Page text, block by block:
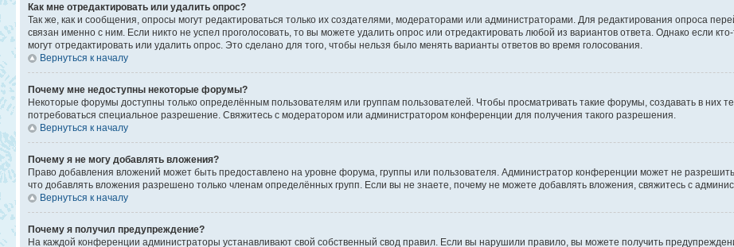
Как мне отредактировать или удалить опрос?
Так же, как и сообщения, опросы могут редактироваться только их создателями, модераторами или администраторами. Для редактирования опроса
связан именно с ним. Если никто не успел проголосовать, то вы можете удалить опрос или отредактировать любой из вариантов ответа. Однако если
могут отредактировать или удалить опрос. Это сделано для того, чтобы нельзя было менять варианты ответов во время голосования.
Вернуться к началу
Почему мне недоступны некоторые форумы?
Некоторые форумы доступны только определённым пользователям или группам пользователей. Чтобы просматривать такие форумы, создавать в них
потребоваться специальное разрешение. Свяжитесь с модератором или администратором конференции для получения такого разрешения.
Вернуться к началу
Почему я не могу добавлять вложения?
Право добавления вложений может быть предоставлено на уровне форума, группы или пользователя. Администратор конференции может не
что добавлять вложения разрешено только членам определённых групп. Если вы не знаете, почему не можете добавлять вложения, свяжитесь с
Вернуться к началу
Почему я получил предупреждение?
На каждой конференции администраторы устанавливают свой собственный свод правил. Если вы нарушили правило, вы можете получить